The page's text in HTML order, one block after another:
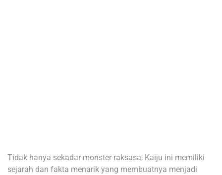
Tidak hanya sekadar monster raksasa, Kaiju ini memiliki
sejarah dan fakta menarik yang membuatnya menjadi